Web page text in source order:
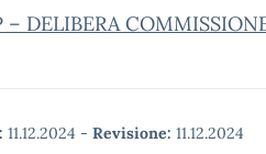
– DELIBERA
11.12.2024 - Revisione: 11.12.2024